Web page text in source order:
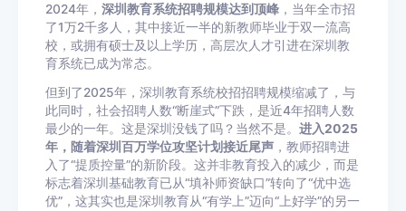
2024年， 深圳教育系统招聘规模达到顶峰 ，当年全市招
了1万2千多人，其中接近一半的新教师毕业于双一流高
校，或拥有硕士及以上学历，高层次人才引进在深圳教
育系统已成为常态。
但到了2025年，深圳教育系统校招招聘规模缩减了，与
此同时，社会招聘人数“断崖式”下跌，是近4年招聘人数
最少的一年。这是深圳没钱了吗？当然不是。 进入2025
年，随着深圳百万学位攻坚计划接近尾声 ，教师招聘进
入了“提质控量”的新阶段。这并非教育投入的减少，而是
标志着深圳基础教育已从“填补师资缺口”转向了“优中选
优”，这其实也是深圳教育从“有学上”迈向“上好学”的另一